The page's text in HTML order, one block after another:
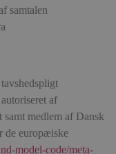
samtalen
af
medlem af Dansk
de europæiske
model-code/meta-